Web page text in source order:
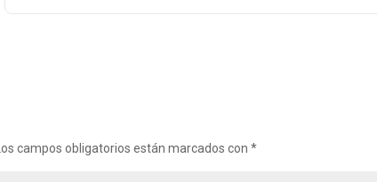
Los campos obligatorios están marcados con*